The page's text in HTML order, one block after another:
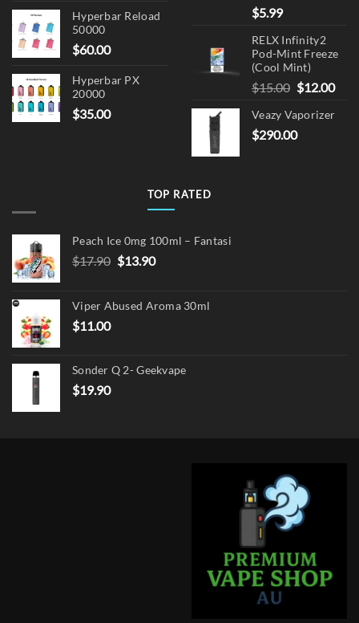
Hyperbar Reload
50000
$60.00
Hyperbar PX
20000
$35.00
$5.99
RELX Infinity2
Pod-Mint Freeze
(Cool Mint)
$15.00 Original
was:
$15.00.
$12.00
Veazy Vaporizer
$290.00
TOP RATED
Peach Ice 0mg 100ml – Fantasi
$17.90 Original
$17.90.
$13.90Current
$13.90.
Viper Abused Aroma 30ml
$11.00
Sonder Q 2- Geekvape
$19.90